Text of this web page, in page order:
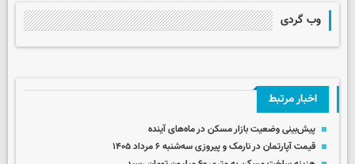
وب گردی
اخبار مرتبط
پیش‌بینی وضعیت بازار مسکن در ماه‌های آینده
قیمت آپارتمان در نارمک و پیروزی سه‌شنبه ۶ مرداد ۱۴۰۵